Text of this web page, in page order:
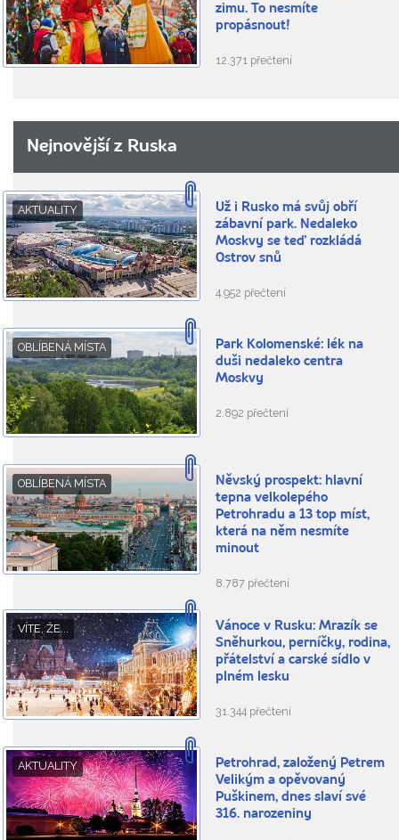
zimu. To nesmíte
propásnout!
12.371 přečtení
Nejnovější z Ruska
AKTUALITY
Už i Rusko má svůj obří
zábavní park. Nedaleko
Moskvy se teď rozkládá
Ostrov snů
4.952 přečtení
OBLÍBENÁ MÍSTA
Park Kolomenské: lék na
duši nedaleko centra
Moskvy
2.892 přečtení
OBLÍBENÁ MÍSTA
Něvský prospekt: hlavní
tepna velkolepého
Petrohradu a 13 top míst,
která na něm nesmíte
minout
8.787 přečtení
VÍTE, ŽE...
Vánoce v Rusku: Mrazík se
Sněhurkou, perníčky, rodina,
přátelství a carské sídlo v
plném lesku
31.344 přečtení
AKTUALITY
Petrohrad, založený Petrem
Velikým a opěvovaný
Puškinem, dnes slaví své
316. narozeniny